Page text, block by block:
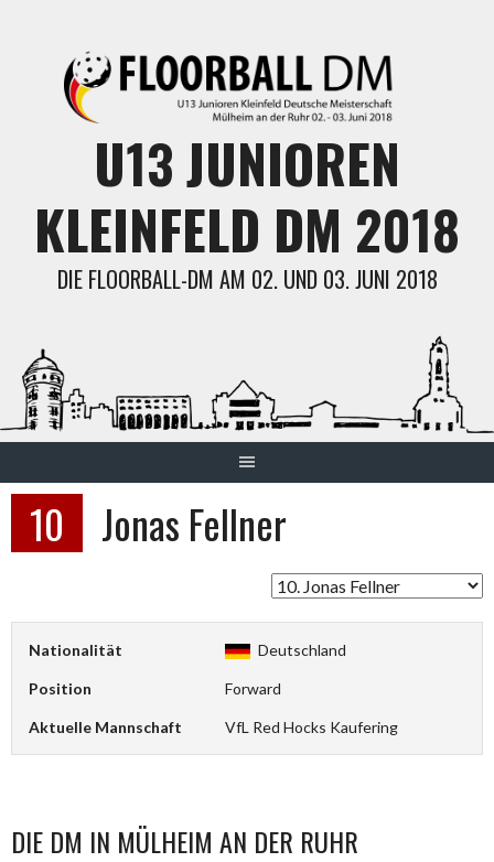
U13 JUNIOREN
KLEINFELD DM 2018
DIE FLOORBALL-DM AM 02. UND 03. JUNI 2018
10 Jonas Fellner
Nationalität Deutschland
Position Forward
Aktuelle Mannschaft VfL Red Hocks Kaufering
DIE DM IN MÜLHEIM AN DER RUHR